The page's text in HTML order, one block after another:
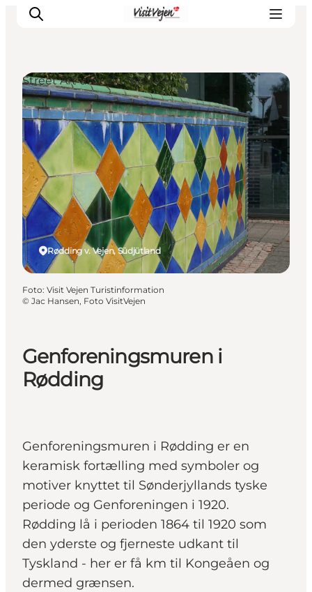
Restaurants
Schlafen
Nature
Städte
Events
Explore
Genforeningsmuren i
Rødding
Genforeningsmuren i Rødding er en
keramisk fortælling med symboler og
motiver knyttet til Sønderjyllands tyske
periode og Genforeningen i 1920.
Rødding lå i perioden 1864 til 1920 som
den yderste og fjerneste udkant til
Tyskland - her er få km til Kongeåen og
dermed grænsen.
Rødding v. Vejen, Südjütland
Street Art und Skulpturen
Foto: Visit Vejen Turistinformation
© Jac Hansen, Foto VisitVejen